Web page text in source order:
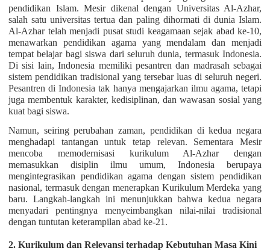
pendidikan Islam. Mesir dikenal dengan Universitas Al-Azhar,
salah satu universitas tertua dan paling dihormati di dunia Islam.
Al-Azhar telah menjadi pusat studi keagamaan sejak abad ke-10,
menawarkan pendidikan agama yang mendalam dan menjadi
tempat belajar bagi siswa dari seluruh dunia, termasuk Indonesia.
Di sisi lain, Indonesia memiliki pesantren dan madrasah sebagai
sistem pendidikan tradisional yang tersebar luas di seluruh negeri.
Pesantren di Indonesia tak hanya mengajarkan ilmu agama, tetapi
juga membentuk karakter, kedisiplinan, dan wawasan sosial yang
kuat bagi siswa.
Namun, seiring perubahan zaman, pendidikan di kedua negara
menghadapi tantangan untuk tetap relevan. Sementara Mesir
mencoba memodernisasi kurikulum Al-Azhar dengan
memasukkan disiplin ilmu umum, Indonesia berupaya
mengintegrasikan pendidikan agama dengan sistem pendidikan
nasional, termasuk dengan menerapkan Kurikulum Merdeka yang
baru. Langkah-langkah ini menunjukkan bahwa kedua negara
menyadari pentingnya menyeimbangkan nilai-nilai tradisional
dengan tuntutan keterampilan abad ke-21.
2. Kurikulum dan Relevansi terhadap Kebutuhan Masa Kini